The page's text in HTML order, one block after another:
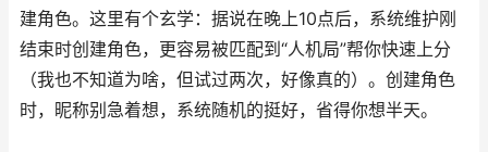
建角色。这里有个玄学：据说在晚上10点后，系统维护刚
结束时创建角色，更容易被匹配到“人机局”帮你快速上分
（我也不知道为啥，但试过两次，好像真的）。创建角色
时，昵称别急着想，系统随机的挺好，省得你想半天。